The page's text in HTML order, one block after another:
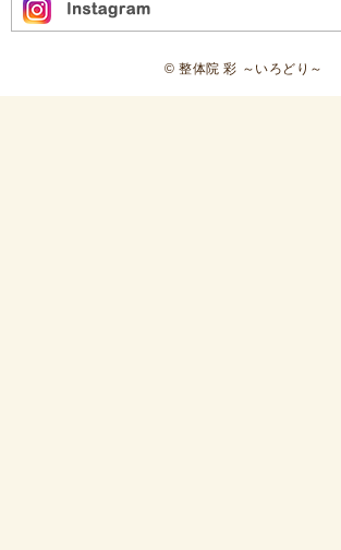
© 整体院 彩 ～いろどり～